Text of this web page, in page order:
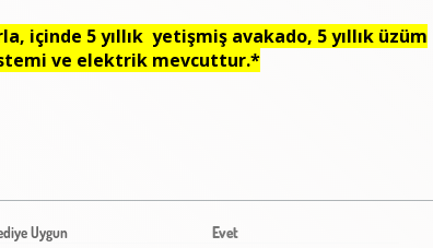
içinde 5 yıllık yetişmiş avakado, 5 yıllık üzüm
ve elektrik mevcuttur.*
Uygun
Evet